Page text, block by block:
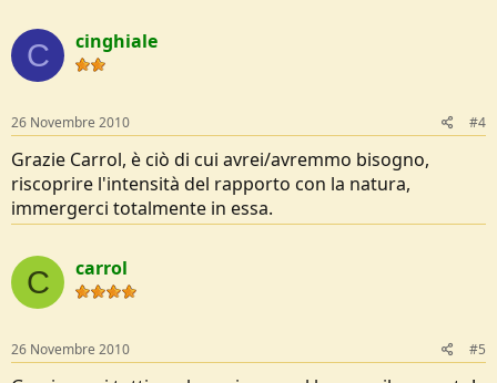
C cinghiale
26 Novembre 2010 #4
Grazie Carrol, è ciò di cui avrei/avremmo bisogno,
riscoprire l'intensità del rapporto con la natura,
immergerci totalmente in essa.
C carrol
26 Novembre 2010 #5